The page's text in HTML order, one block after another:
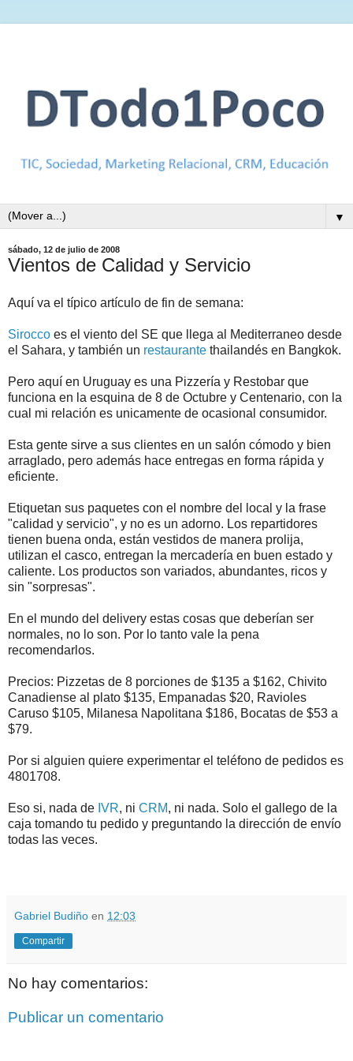
▼
sábado, 12 de julio de 2008
Vientos de Calidad y Servicio
Aquí va el típico artículo de fin de semana:
Sirocco es el viento del SE que llega al Mediterraneo desde
el Sahara, y también un restaurante thailandés en Bangkok.
Pero aquí en Uruguay es una Pizzería y Restobar que
funciona en la esquina de 8 de Octubre y Centenario, con la
cual mi relación es unicamente de ocasional consumidor.
Esta gente sirve a sus clientes en un salón cómodo y bien
arraglado, pero además hace entregas en forma rápida y
eficiente.
Etiquetan sus paquetes con el nombre del local y la frase
"calidad y servicio", y no es un adorno. Los repartidores
tienen buena onda, están vestidos de manera prolija,
utilizan el casco, entregan la mercadería en buen estado y
caliente. Los productos son variados, abundantes, ricos y
sin "sorpresas".
En el mundo del delivery estas cosas que deberían ser
normales, no lo son. Por lo tanto vale la pena
recomendarlos.
Precios: Pizzetas de 8 porciones de $135 a $162, Chivito
Canadiense al plato $135, Empanadas $20, Ravioles
Caruso $105, Milanesa Napolitana $186, Bocatas de $53 a
$79.
Por si alguien quiere experimentar el teléfono de pedidos es
4801708.
Eso si, nada de IVR, ni CRM, ni nada. Solo el gallego de la
caja tomando tu pedido y preguntando la dirección de envío
todas las veces.
Gabriel Budiño en 12:03
Compartir
No hay comentarios:
Publicar un comentario